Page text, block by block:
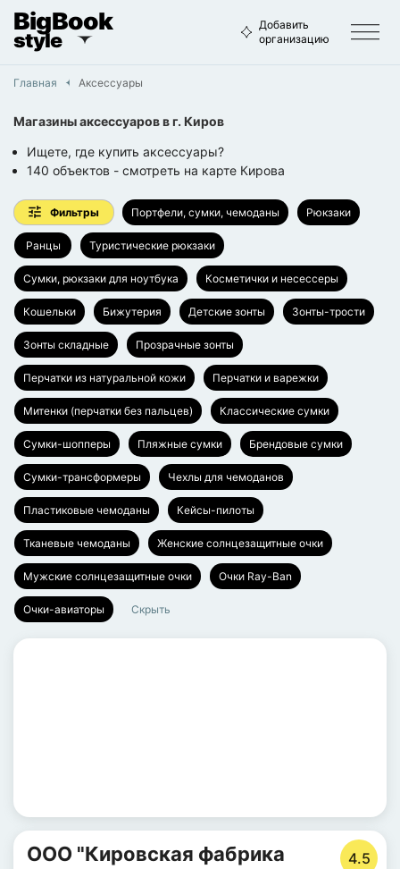
BigBook
style
Добавить
организацию
Главная Аксессуары
Магазины аксессуаровв г. Киров
Ищете, где купить аксессуары?
140 объектов - смотреть на карте Кирова
Фильтры Портфели, сумки, чемоданы Рюкзаки
Ранцы Туристические рюкзаки
Сумки, рюкзаки для ноутбука Косметички и несессеры
Кошельки Бижутерия Детские зонты Зонты-трости
Зонты складные Прозрачные зонты
Перчатки из натуральной кожи Перчатки и варежки
Митенки (перчатки без пальцев) Классические сумки
Сумки-шопперы Пляжные сумки Брендовые сумки
Сумки-трансформеры Чехлы для чемоданов
Пластиковые чемоданы Кейсы-пилоты
Тканевые чемоданы Женские солнцезащитные очки
Мужские солнцезащитные очки Очки Ray-Ban
Очки-авиаторы Скрыть
ООО "Кировская фабрика
4.5